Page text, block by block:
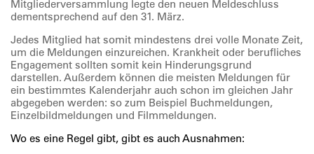
Mitgliederversammlung legte den neuen Meldeschluss
dementsprechend auf den 31. März.
Jedes Mitglied hat somit mindestens drei volle Monate Zeit,
um die Meldungen einzureichen. Krankheit oder berufliches
Engagement sollten somit kein Hinderungsgrund
darstellen. Außerdem können die meisten Meldungen für
ein bestimmtes Kalenderjahr auch schon im gleichen Jahr
abgegeben werden: so zum Beispiel Buchmeldungen,
Einzelbildmeldungen und Filmmeldungen.
Wo es eine Regel gibt, gibt es auch Ausnahmen: